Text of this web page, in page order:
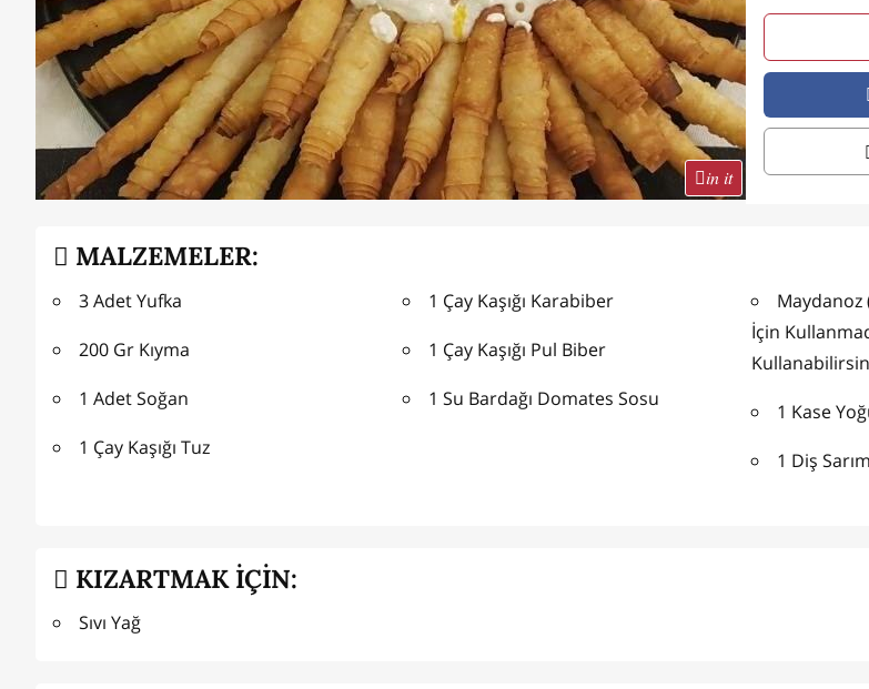
in it
MALZEMELER:
3 Adet Yufka
200 Gr Kıyma
1 Adet Soğan
1 Çay Kaşığı Tuz
1 Çay Kaşığı Karabiber
1 Çay Kaşığı Pul Biber
1 Su Bardağı Domates Sosu
Maydanoz
İçin
1 Kase
1 Diş
KIZARTMAK İÇİN:
Sıvı Yağ